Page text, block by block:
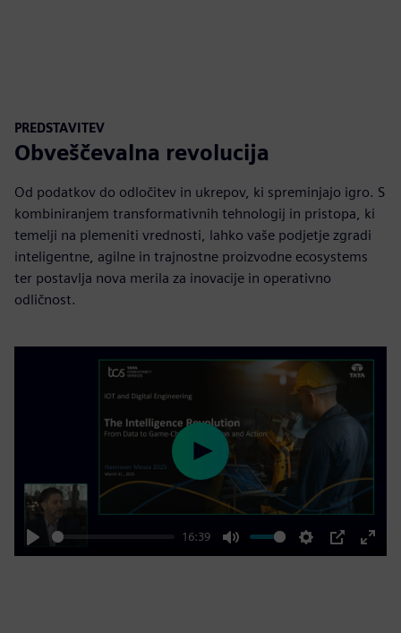
PREDSTAVITEV
Obveščevalna revolucija
Od podatkov do odločitev in ukrepov, ki spreminjajo igro. S
kombiniranjem transformativnih tehnologij in pristopa, ki
temelji na plemeniti vrednosti, lahko vaše podjetje zgradi
inteligentne, agilne in trajnostne proizvodne ecosystems
ter postavlja nova merila za inovacije in operativno
odličnost.
Play
16:39
Mute Settings
PIP
Enter
Play